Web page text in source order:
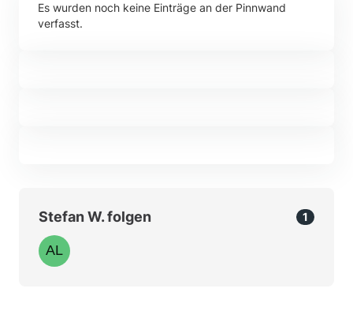
Es wurden noch keine Einträge an der Pinnwand
verfasst.
Stefan W. folgen 1